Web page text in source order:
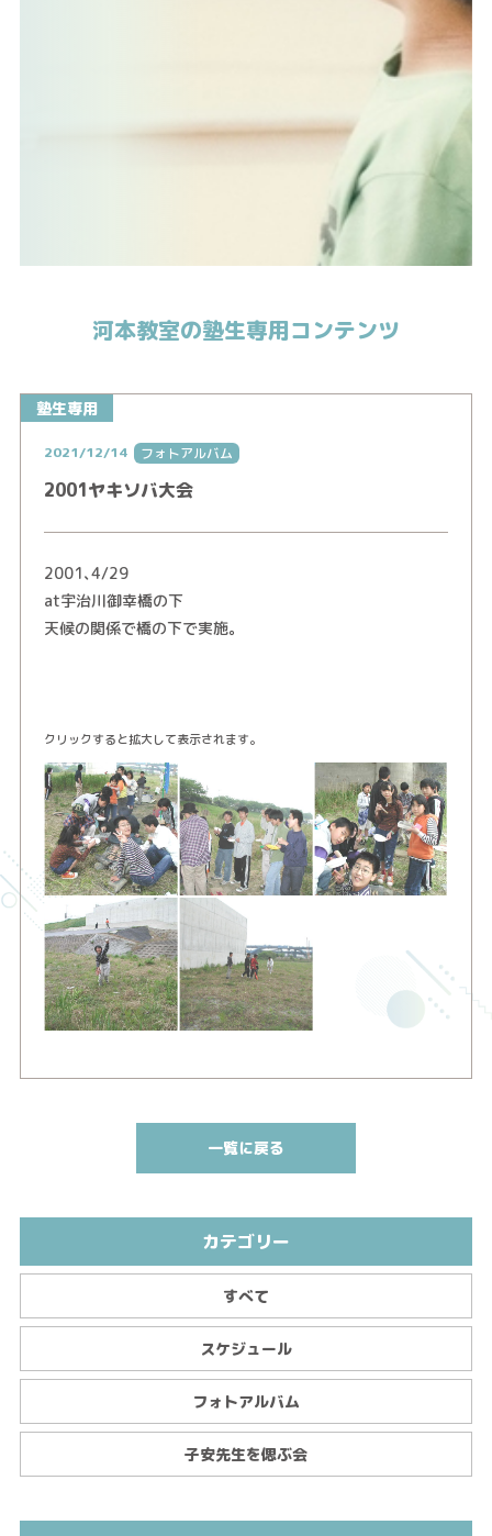
河本教室の塾生専用コンテンツ
塾生専用
2021/12/14 フォトアルバム
2001ヤキソバ大会
2001､4/29
at宇治川御幸橋の下
天候の関係で橋の下で実施。
クリックすると拡大して表示されます。
一覧に戻る
カテゴリー
すべて
スケジュール
フォトアルバム
子安先生を偲ぶ会